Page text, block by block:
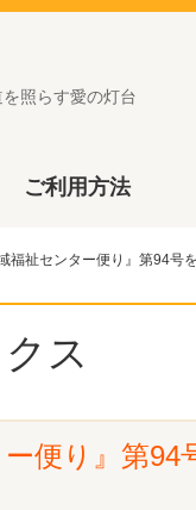
照らす愛の灯台
ご利用方法
福祉センター便り』第94号
ス
ー便り』第94